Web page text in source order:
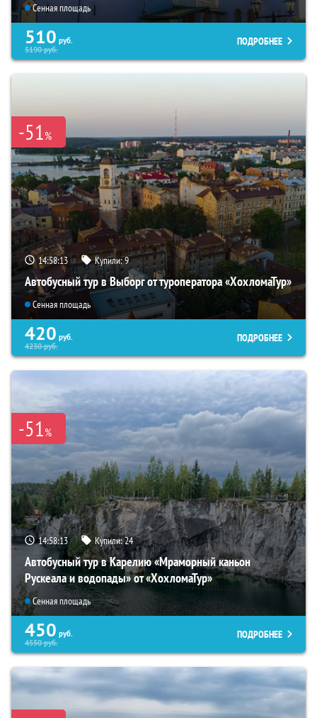
Сенная площадь
510 руб.
5190руб.
ПОДРОБНЕЕ
-51%
14:58:11 Купили:9
Автобусный тур в Выборг от туроператора «ХохломаТур»
Сенная площадь
420 руб.
4230руб.
ПОДРОБНЕЕ
-51%
14:58:11 Купили:24
Автобусный тур в Карелию «Мраморный каньон
Рускеала и водопады» от «ХохломаТур»
Сенная площадь
450 руб.
4550руб.
ПОДРОБНЕЕ